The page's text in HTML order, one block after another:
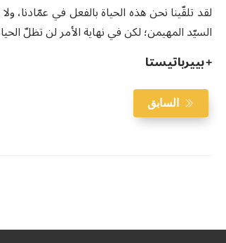
لقد تلقّينا نحن هذه الحياة بالفعل في عمّادنا،
السيّد المهيمن؛ لكن في نهاية الأمر لن تظلّ
+ بييرباتيستا
السابق